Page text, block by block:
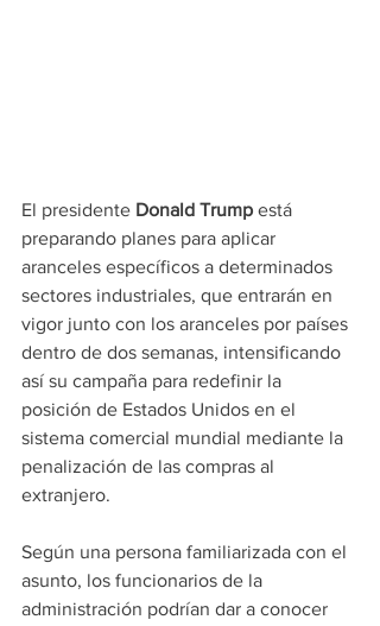
El presidente Donald Trump está
preparando planes para aplicar
aranceles específicos a determinados
sectores industriales, que entrarán en
vigor junto con los aranceles por países
dentro de dos semanas, intensificando
así su campaña para redefinir la
posición de Estados Unidos en el
sistema comercial mundial mediante la
penalización de las compras al
extranjero.
Según una persona familiarizada con el
asunto, los funcionarios de la
administración podrían dar a conocer